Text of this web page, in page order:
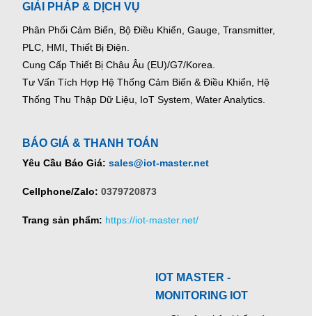
GIẢI PHÁP & DỊCH VỤ
Phân Phối Cảm Biến, Bộ Điều Khiển, Gauge, Transmitter,
PLC, HMI, Thiết Bị Điện.
Cung Cấp Thiết Bị Châu Âu (EU)/G7/Korea.
Tư Vấn Tích Hợp Hệ Thống Cảm Biến & Điều Khiển, Hệ
Thống Thu Thập Dữ Liệu, IoT System, Water Analytics.
BÁO GIÁ & THANH TOÁN
Yêu Cầu Báo Giá: sales@iot-master.net
Cellphone/Zalo: 0379720873
Trang sản phẩm: https://iot-master.net/
IOT MASTER -
MONITORING IOT